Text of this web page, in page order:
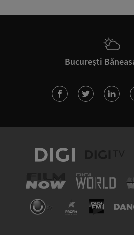
București